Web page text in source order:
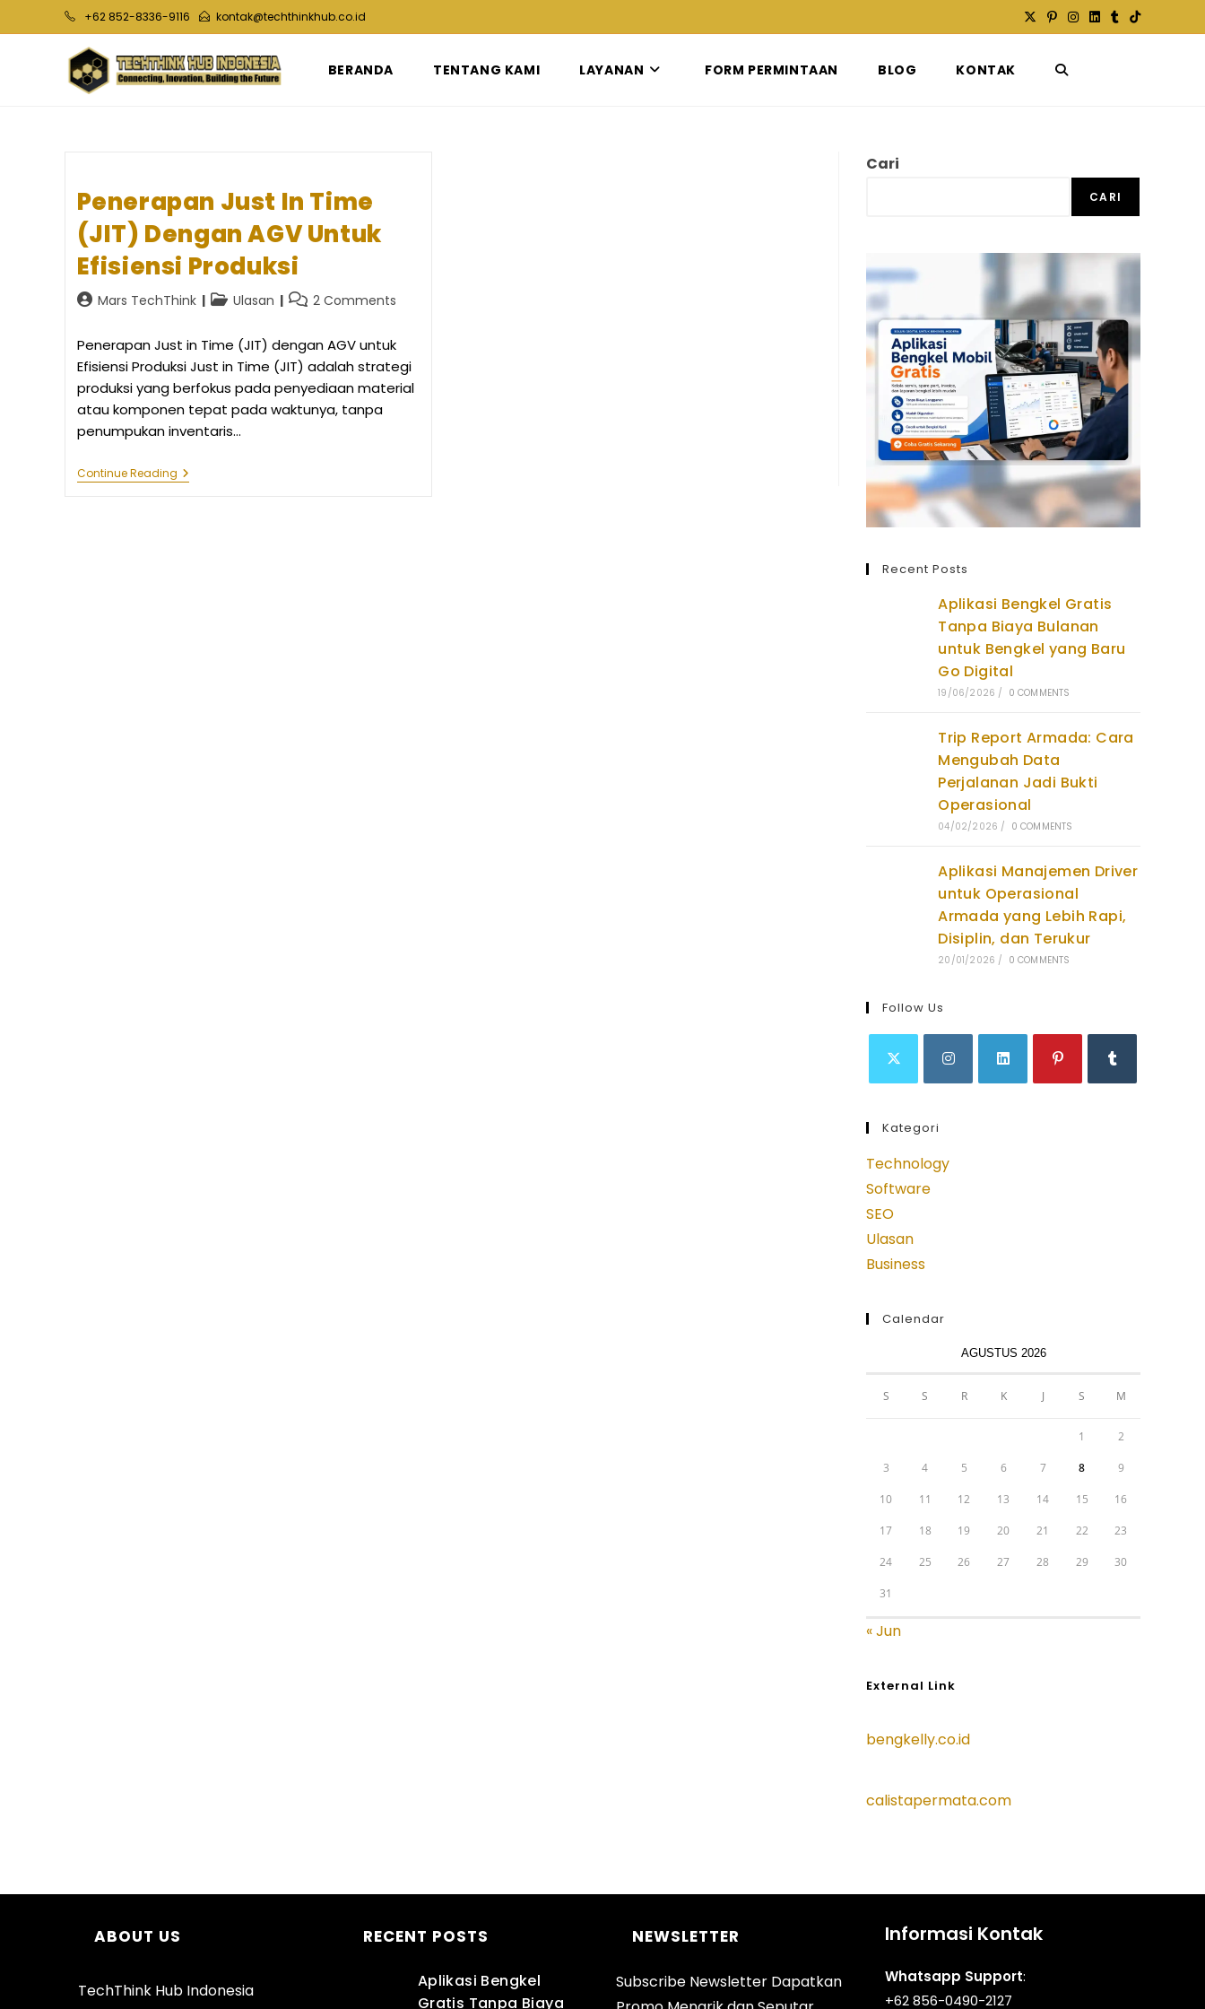
to
+62 852-8336-9116 kontak@techthinkhub.co.id
BERANDA TENTANG KAMI LAYANAN FORM PERMINTAAN BLOG KONTAK TOGGLE
SEARCH
Penerapan Just In Time
(JIT) Dengan AGV Untuk
Efisiensi Produksi
PostMars TechThink
PostUlasan
Post2 Comments
Penerapan Just in Time (JIT) dengan AGV untuk
Efisiensi Produksi Just in Time (JIT) adalah strategi
produksi yang berfokus pada penyediaan material
atau komponen tepat pada waktunya, tanpa
penumpukan inventaris…
Continue ReadingPenerapan
Just
Cari
CARI
Recent Posts
Aplikasi Bengkel Gratis
Tanpa Biaya Bulanan
untuk Bengkel yang Baru
Go Digital
19/06/2026 / 0 COMMENTS
Trip Report Armada: Cara
Mengubah Data
Perjalanan Jadi Bukti
Operasional
04/02/2026 / 0 COMMENTS
Aplikasi Manajemen Driver
untuk Operasional
Armada yang Lebih Rapi,
Disiplin, dan Terukur
20/01/2026 / 0 COMMENTS
Follow Us
a
new
tab
new
tab
Kategori
Technology
Software
SEO
Ulasan
Business
Calendar
AGUSTUS 2026
S S R K J S M
1 2
3 4 5 6 7 8 9
10 11 12 13 14 15 16
17 18 19 20 21 22 23
24 25 26 27 28 29 30
31
« Jun
External Link
bengkelly.co.id
calistapermata.com
ABOUT US
TechThink Hub Indonesia
RECENT POSTS
Aplikasi Bengkel
Gratis Tanpa Biaya
NEWSLETTER
Subscribe Newsletter Dapatkan
Informasi Kontak
Whatsapp Support:
+62 856-0490-2127